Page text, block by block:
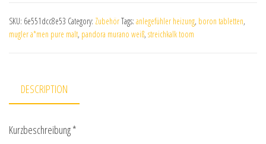
SKU: 6e551dcc8e53 Category: ZubehörTags: anlegefühler heizung, boron tabletten,
mugler a*men pure malt, pandora murano weiß, streichkalk toom
DESCRIPTION
Kurzbeschreibung *